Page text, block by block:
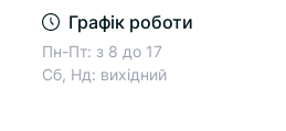
Графік роботи
Пн-Пт: з 8 до 17
Сб, Нд: вихідний